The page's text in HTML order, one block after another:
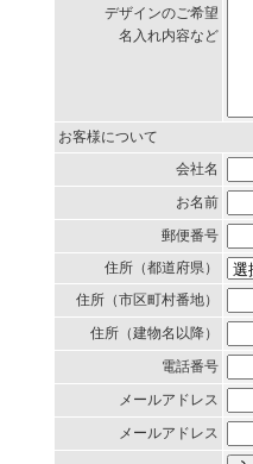
デザインのご希望
名入れ内容など
お客様について
会社名
お名前
郵便番号
住所（都道府県）
住所（市区町村番地）
住所（建物名以降）
電話番号
メールアドレス
メールアドレス